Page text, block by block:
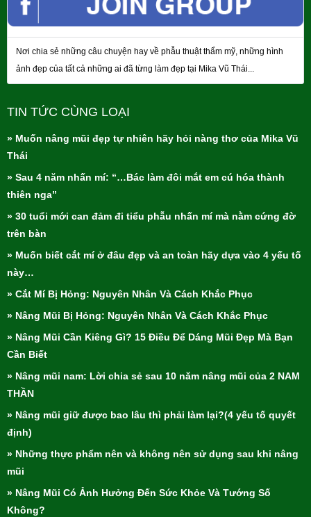
Nơi chia sẻ những câu chuyện hay về phẫu thuật thẩm mỹ, những hình
ảnh đẹp của tất cả những ai đã từng làm đẹp tại Mika Vũ Thái...
TIN TỨC CÙNG LOẠI
» Muốn nâng mũi đẹp tự nhiên hãy hỏi nàng thơ của Mika Vũ
Thái
» Sau 4 năm nhấn mí: “…Bác làm đôi mắt em cú hóa thành
thiên nga”
» 30 tuổi mới can đảm đi tiểu phẫu nhấn mí mà nằm cứng đờ
trên bàn
» Muốn biết cắt mí ở đâu đẹp và an toàn hãy dựa vào 4 yếu tố
này…
» Cắt Mí Bị Hỏng: Nguyên Nhân Và Cách Khắc Phục
» Nâng Mũi Bị Hỏng: Nguyên Nhân Và Cách Khắc Phục
» Nâng Mũi Cần Kiêng Gì? 15 Điều Để Dáng Mũi Đẹp Mà Bạn
Cần Biết
» Nâng mũi nam: Lời chia sẻ sau 10 năm nâng mũi của 2 NAM
THẦN
» Nâng mũi giữ được bao lâu thì phải làm lại?(4 yếu tố quyết
định)
» Những thực phẩm nên và không nên sử dụng sau khi nâng
mũi
» Nâng Mũi Có Ảnh Hưởng Đến Sức Khỏe Và Tướng Số
Không?